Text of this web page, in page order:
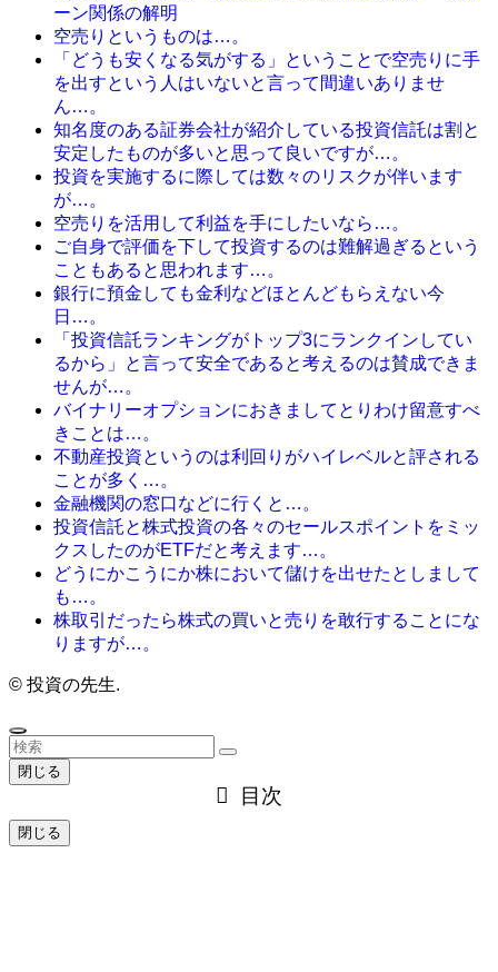
ーン関係の解明
空売りというものは…。
「どうも安くなる気がする」ということで空売りに手
を出すという人はいないと言って間違いありませ
ん…。
知名度のある証券会社が紹介している投資信託は割と
安定したものが多いと思って良いですが…。
投資を実施するに際しては数々のリスクが伴います
が…。
空売りを活用して利益を手にしたいなら…。
ご自身で評価を下して投資するのは難解過ぎるという
こともあると思われます…。
銀行に預金しても金利などほとんどもらえない今
日…。
「投資信託ランキングがトップ3にランクインしてい
るから」と言って安全であると考えるのは賛成できま
せんが…。
バイナリーオプションにおきましてとりわけ留意すべ
きことは…。
不動産投資というのは利回りがハイレベルと評される
ことが多く…。
金融機関の窓口などに行くと…。
投資信託と株式投資の各々のセールスポイントをミッ
クスしたのがETFだと考えます…。
どうにかこうにか株において儲けを出せたとしまして
も…。
株取引だったら株式の買いと売りを敢行することにな
りますが…。
© 投資の先生.
閉じる
目次
閉じる